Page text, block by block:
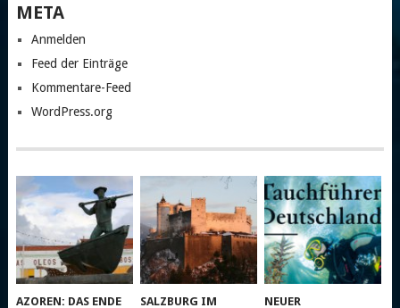
META
Anmelden
Feed der Einträge
Kommentare-Feed
WordPress.org
AZOREN: DAS ENDE SALZBURG IM NEUER